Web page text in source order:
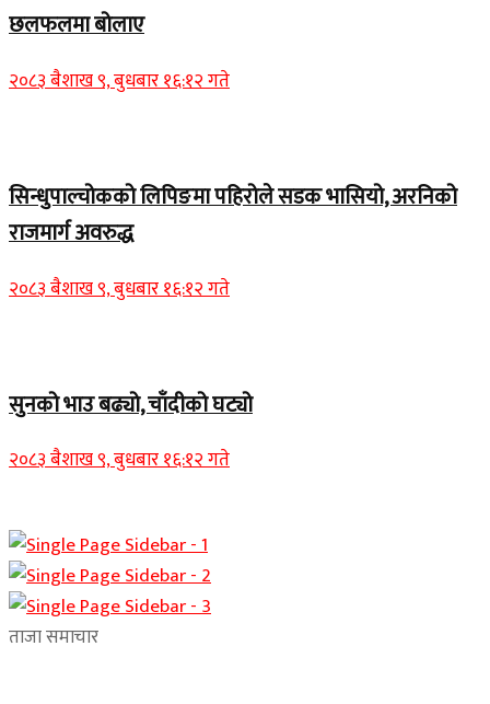
छलफलमा बोलाए
२०८३ बैशाख ९, बुधबार १६:१२ गते
सिन्धुपाल्चोकको लिपिङमा पहिरोले सडक भासियो, अरनिको
राजमार्ग अवरुद्ध
२०८३ बैशाख ९, बुधबार १६:१२ गते
सुनको भाउ बढ्यो, चाँदीको घट्यो
२०८३ बैशाख ९, बुधबार १६:१२ गते
ताजा समाचार